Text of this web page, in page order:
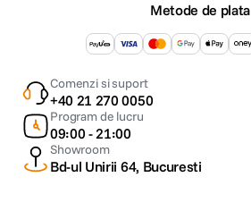
Metode de plata
Comenzi si suport
+40 21 270 0050
Program de lucru
09:00 - 21:00
Showroom
Bd-ul Unirii 64, Bucuresti